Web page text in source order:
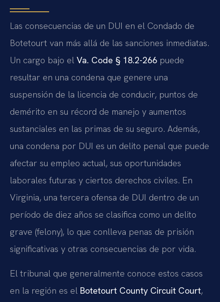
Las consecuencias de un DUI en el Condado de
Botetourt van más allá de las sanciones inmediatas.
Un cargo bajo el Va. Code § 18.2-266 puede
resultar en una condena que genere una
suspensión de la licencia de conducir, puntos de
demérito en su récord de manejo y aumentos
sustanciales en las primas de su seguro. Además,
una condena por DUI es un delito penal que puede
afectar su empleo actual, sus oportunidades
laborales futuras y ciertos derechos civiles. En
Virginia, una tercera ofensa de DUI dentro de un
período de diez años se clasifica como un delito
grave (felony), lo que conlleva penas de prisión
significativas y otras consecuencias de por vida.
El tribunal que generalmente conoce estos casos
en la región es el Botetourt County Circuit Court,